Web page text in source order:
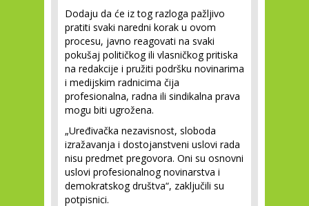
Dodaju da će iz tog razloga pažljivo
pratiti svaki naredni korak u ovom
procesu, javno reagovati na svaki
pokušaj političkog ili vlasničkog pritiska
na redakcije i pružiti podršku novinarima
i medijskim radnicima čija
profesionalna, radna ili sindikalna prava
mogu biti ugrožena.
„Uređivačka nezavisnost, sloboda
izražavanja i dostojanstveni uslovi rada
nisu predmet pregovora. Oni su osnovni
uslovi profesionalnog novinarstva i
demokratskog društva“, zaključili su
potpisnici.